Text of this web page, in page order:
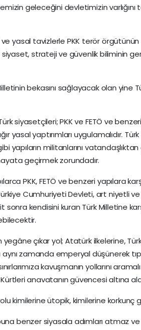
geleceğini devletimizin
yasal tavizlerle PKK terör
strateji ve güvenlik biliminin
bekasını sağlayacak olan yine
siyasetçileri; PKK ve FETÖ ve
yasal yaptırımları uygulamalıdır. Türk
yapıların militanlarını
geçirmek zorundadır.
PKK, FETÖ ve benzeri yapılara
Cumhuriyeti Devleti, art niyetli ve
sonra kendisini kuran Türk Milletine
yegâne çıkar yol; Atatürk ilkelerine,
aynı zamanda emperyal düşünerek
kavuşmanın yollarını
anavatanın güvencesi altına
kimilerine ütopik, kimilerine korkunç
benzer siyasala adımları atmaz